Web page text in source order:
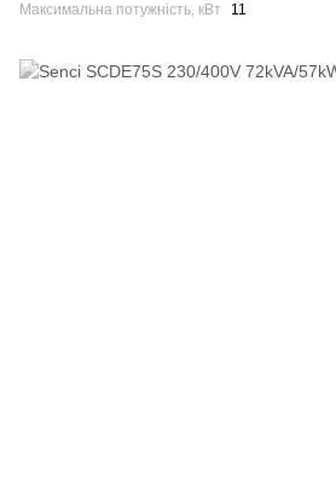
Максимальна потужність, кВт
11